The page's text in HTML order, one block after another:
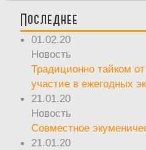
Последнее
01.02.20
Новость
Традиционно тайком
участие в ежегодных
21.01.20
Новость
Совместное
21.01.20